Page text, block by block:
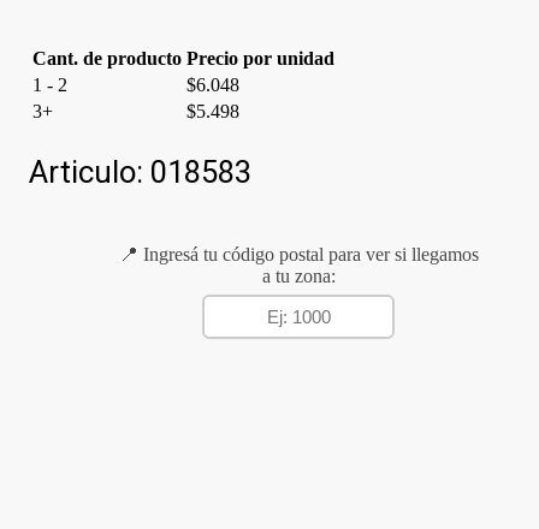
Cant. de producto Precio por unidad
1 - 2
$6.048
3+
$5.498
Articulo: 018583
📍 Ingresá tu código postal para ver si llegamos
a tu zona: